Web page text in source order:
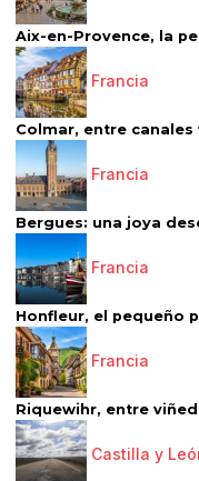
Aix-en-Provence, la
Francia
Colmar, entre
Francia
Bergues: una joya
Francia
Honfleur, el pequeño
Francia
Riquewihr, entre
Castilla y